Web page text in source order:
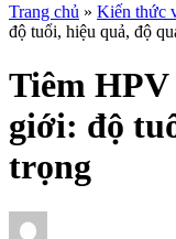
Trang chủ » Kiến thức
độ tuổi, hiệu quả, độ
Tiêm HPV
giới: độ
trọng